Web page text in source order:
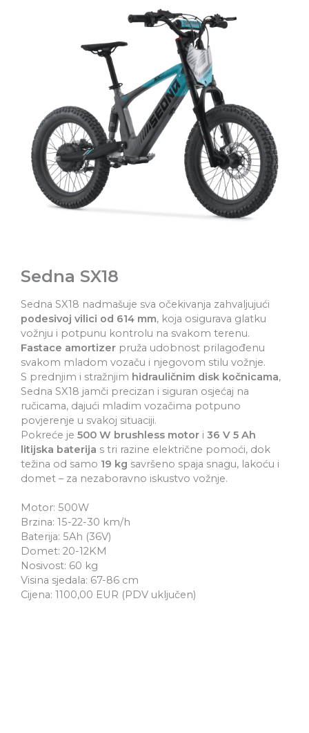
Sedna SX18
Sedna SX18 nadmašuje sva očekivanja zahvaljujući
podesivoj vilici od 614 mm, koja osigurava glatku
vožnju i potpunu kontrolu na svakom terenu.
Fastace amortizer pruža udobnost prilagođenu
svakom mladom vozaču i njegovom stilu vožnje.
S prednjim i stražnjim hidrauličnim disk kočnicama,
Sedna SX18 jamči precizan i siguran osjećaj na
ručicama, dajući mladim vozačima potpuno
povjerenje u svakoj situaciji.
Pokreće je 500 W brushless motor i 36 V 5 Ah
litijska baterija s tri razine električne pomoći, dok
težina od samo 19 kg savršeno spaja snagu, lakoću i
domet – za nezaboravno iskustvo vožnje.
Motor: 500W
Brzina: 15-22-30 km/h
Baterija: 5Ah (36V)
Domet: 20-12KM
Nosivost: 60 kg
Visina sjedala: 67-86 cm
Cijena: 1100,00 EUR (PDV uključen)